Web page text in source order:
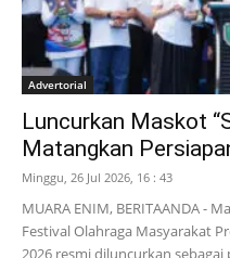
Advertorial
Luncurkan Maskot
Matangkan
Minggu, 26 Jul 2026, 16 : 43
MUARA ENIM, BERITAANDA -
Festival Olahraga Masyarakat
2026 resmi diluncurkan sebagai